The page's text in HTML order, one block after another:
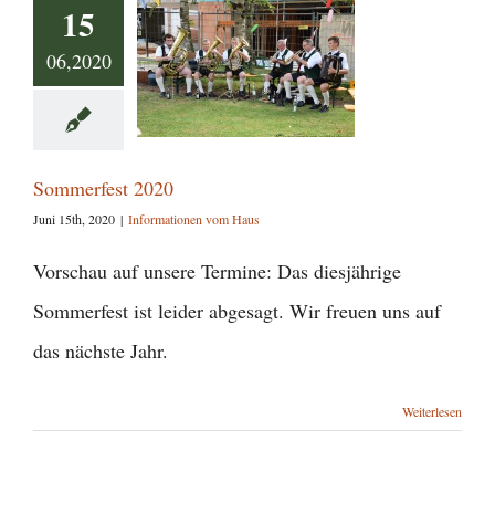
15
06,2020
Sommerfest 2020
Juni 15th, 2020 | Informationen vom Haus
Vorschau auf unsere Termine: Das diesjährige
Sommerfest ist leider abgesagt. Wir freuen uns auf
das nächste Jahr.
Weiterlesen